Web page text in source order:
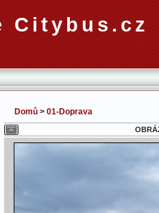
Citybus.cz
Domů > 01-Doprava